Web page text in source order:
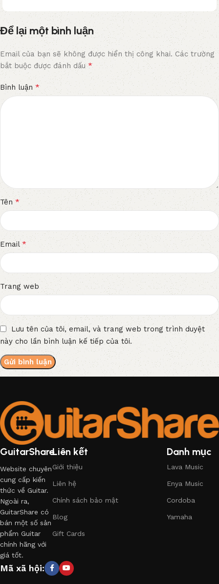
Để lại một bình luận
Email của bạn sẽ không được hiển thị công khai. Các trường
bắt buộc được đánh dấu*
Bình luận *
Tên*
Email*
Trang web
Lưu tên của tôi, email, và trang web trong trình duyệt
này cho lần bình luận kế tiếp của tôi.
GuitarShare
Website chuyên
cung cấp kiến
thức về Guitar.
Ngoài ra,
GuitarShare có
bán một số sản
phẩm Guitar
chính hãng với
giá tốt.
Liên kết
Giới thiệu
Liên hệ
Chính sách bảo mật
Blog
Gift Cards
Danh mục
Lava Music
Enya Music
Cordoba
Yamaha
Mã xã hội: